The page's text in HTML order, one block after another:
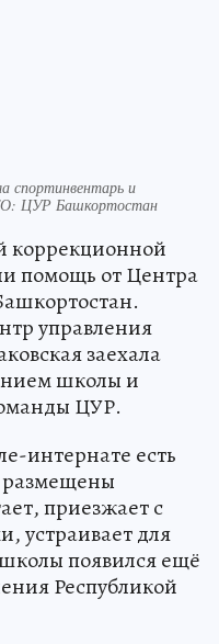
спортинвентарь и
ЦУР Башкортостан
коррекционной
помощь от Центра
управления
заехала
школы и
ЦУР.
интернате есть
размещены
приезжает с
устраивает для
появился ещё
Республикой